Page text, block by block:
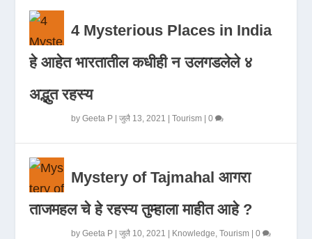
4 Mysterious Places in India
हे आहेत भारतातील कधीही न उलगडलेले ४
अद्भुत रहस्य
byGeeta P |जुलै 13, 2021 |Tourism |0
Mystery of Tajmahal आगरा
ताजमहल चे हे रहस्य तुम्हाला माहीत आहे ?
byGeeta P |जुलै 10, 2021 | Knowledge ,Tourism |0